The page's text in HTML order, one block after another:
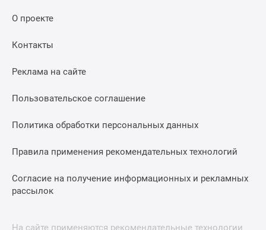
О проекте
Контакты
Реклама на сайте
Пользовательское соглашение
Политика обработки персональных данных
Правила применения рекомендательных технологий
Согласие на получение информационных и рекламных
рассылок
На сайте применяются рекомендательные технологии